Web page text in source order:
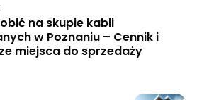
na skupie kabli
w Poznaniu – Cennik i
miejsca do sprzedaży